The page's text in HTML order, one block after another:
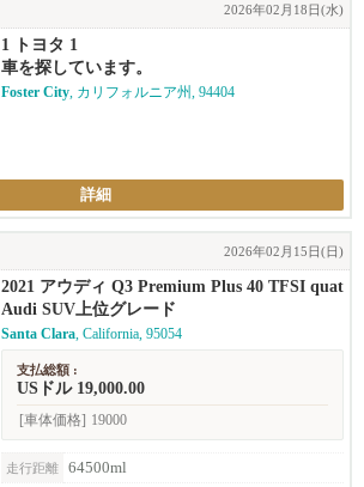
2026年02月18日(水)
1 トヨタ 1
車を探しています。
Foster City, カリフォルニア州, 94404
詳細
2026年02月15日(日)
2021 アウディ Q3 Premium Plus 40 TFSI quat
tro (2.0T)
Audi SUV上位グレード
Santa Clara, California, 95054
支払総額 :
USドル 19,000.00
[車体価格] 19000
走行距離
64500ml